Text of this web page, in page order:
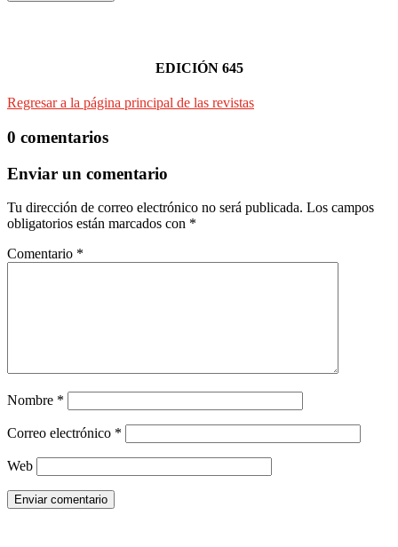
EDICIÓN 645
Regresar a la página principal de las revistas
0 comentarios
Enviar un comentario
Tu dirección de correo electrónico no será publicada. Los campos
obligatorios están marcados con *
Comentario *
Nombre *
Correo electrónico *
Web
Enviar comentario